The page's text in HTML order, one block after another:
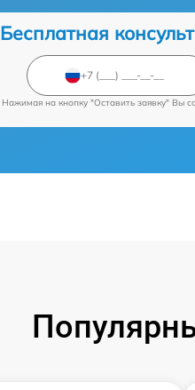
Бесплатная
Нажимая на кнопку "Оставить заявку" Вы